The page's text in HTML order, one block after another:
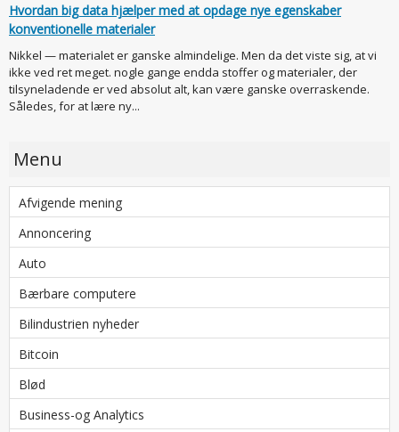
Hvordan big data hjælper med at opdage nye egenskaber
konventionelle materialer
Nikkel — materialet er ganske almindelige. Men da det viste sig, at vi
ikke ved ret meget. nogle gange endda stoffer og materialer, der
tilsyneladende er ved absolut alt, kan være ganske overraskende.
Således, for at lære ny...
Menu
Afvigende mening
Annoncering
Auto
Bærbare computere
Bilindustrien nyheder
Bitcoin
Blød
Business-og Analytics